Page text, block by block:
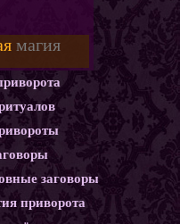
магия
заговоры
приворота